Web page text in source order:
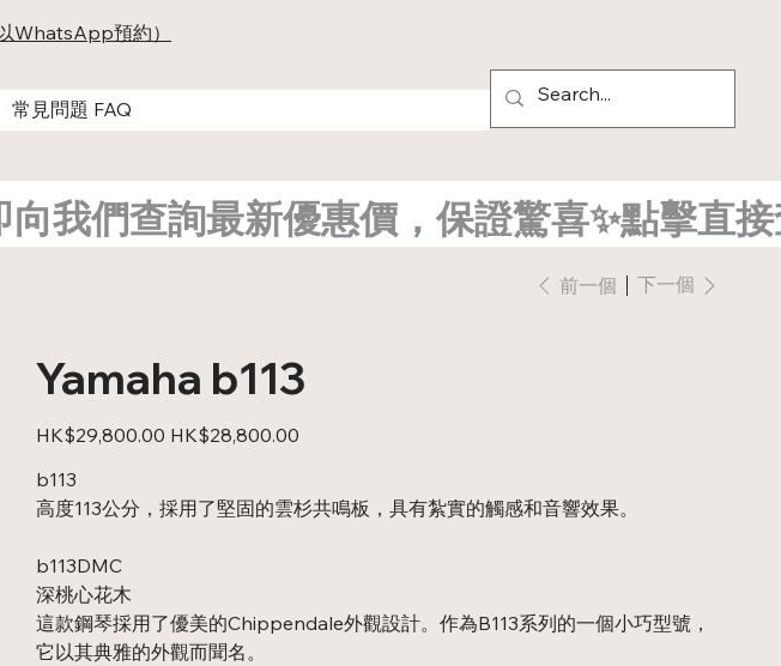
常見問題 FAQ
WhatsApp預約）
我們查詢最新優惠價，保證驚喜✨點擊直接
前一個 下一個
Yamaha b113
原
始
格
HK$29,800.00 促
銷
HK$28,800.00
b113
高度113公分，採用了堅固的雲杉共鳴板，具有紮實的觸感和音響效果。
b113DMC
深桃心花木
這款鋼琴採用了優美的Chippendale外觀設計。作為B113系列的一個小巧型號，
它以其典雅的外觀而聞名。